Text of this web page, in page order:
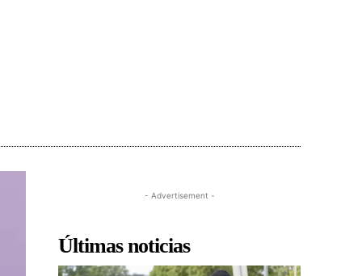
- Advertisement -
Últimas noticias